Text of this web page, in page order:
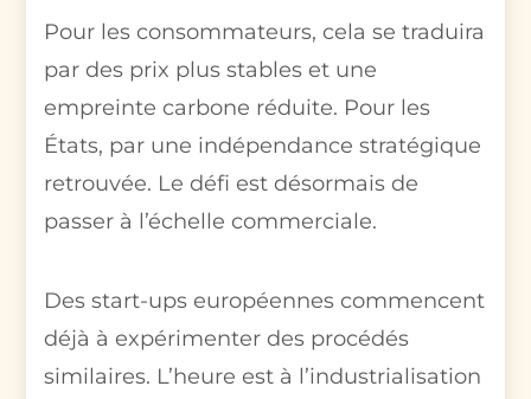
Pour les consommateurs, cela se traduira
par des prix plus stables et une
empreinte carbone réduite. Pour les
États, par une indépendance stratégique
retrouvée. Le défi est désormais de
passer à l’échelle commerciale.
Des start-ups européennes commencent
déjà à expérimenter des procédés
similaires. L’heure est à l’industrialisation